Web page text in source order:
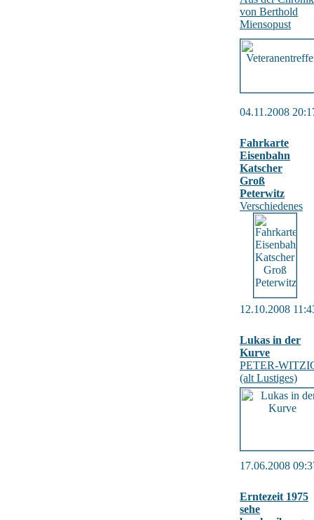
von Berthold
Miensopust
04.11.2008
Fahrkarte
Eisenbahn
Katscher
Groß
Peterwitz
Verschiedenes
12.10.2008
Lukas in der
Kurve
PETER-
(alt Lustiges)
17.06.2008
Erntezeit 1975
sehe